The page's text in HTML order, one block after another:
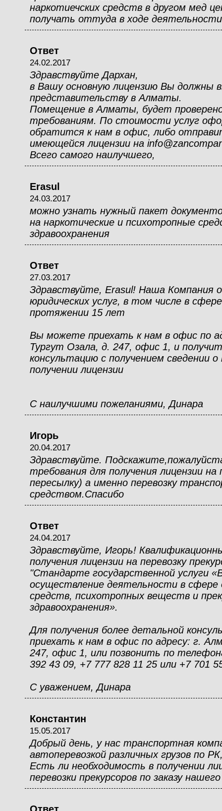
наркотиечских средств в другом мед
получать оттуда в ходе
Ответ
24.02.2017
Здравствуйте Дархан,
в Вашу основную лицензию Вы должны
представительству в Алматы.
Помещение в Алматы, будет
требованиям. По стоимости услуг
обратится к нам в офис, либо
имеющейся лицензии на
Всего самого наилучшего,
Erasul
24.03.2017
можно узнать нужный пакет
на наркотические и психотропные
здравоохранения
Ответ
27.03.2017
Здравствуйте, Erasul! Наша Компания
юридических услуг, в том числе в
протяжении 15 лет
Вы можете приехать к нам в офис по
Тургут Озала, д. 247, офис 1, и
консультацию с получением сведении
получении лицензии
С наилучшими пожеланиями, Динара
Игорь
20.04.2017
Здравствуйте.
требования для получения лицензии на
пересылку) а именно перевозку
средством.Спасибо
Ответ
24.04.2017
Здравствуйте, Игорь!
получения лицензии на перевозку
"Стандарте государственной услуги
осуществление деятельности в сфере
средств, психотропных веществ и
здравоохранения».
Для получения более детальной
приехать к нам в офис по адресу: г.
247, офис 1, или позвонить по
392 43 09, +7 777 828 11 25 или +7 701
С уважением, Динара
Константин
15.05.2017
Добрый день, у нас транспортная
автоперевозкой различных грузов по
Есть ли необходимость в получении
перевозки прекурсоров по заказу